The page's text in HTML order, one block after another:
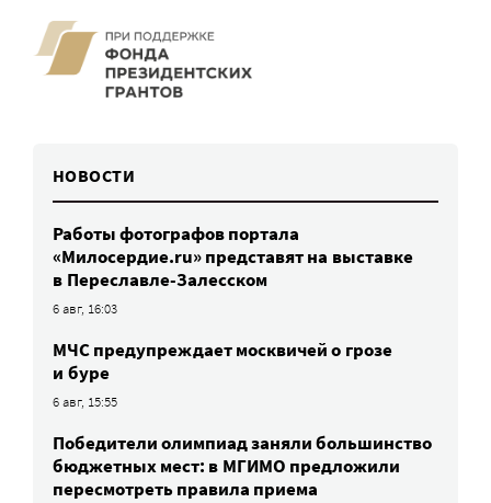
НОВОСТИ
Работы фотографов портала
«Милосердие.ru» представят на выставке
в Переславле-Залесском
6 авг, 16:03
МЧС предупреждает москвичей о грозе
и буре
6 авг, 15:55
Победители олимпиад заняли большинство
бюджетных мест: в МГИМО предложили
пересмотреть правила приема